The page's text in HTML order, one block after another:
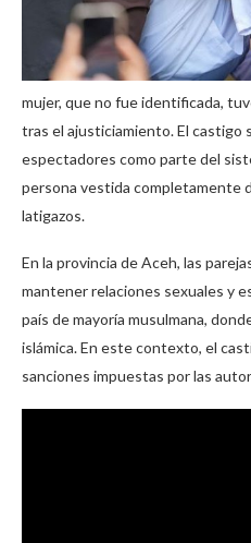
mujer, que no fue identificada,
tras el ajusticiamiento. El castigo
espectadores como parte del
persona vestida completamente
latigazos.
En la provincia de Aceh, las
mantener relaciones sexuales y
país de mayoría musulmana,
islámica. En este contexto, el
sanciones impuestas por las